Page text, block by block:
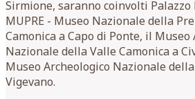
Sirmione, saranno coinvolti Palazzo
MUPRE - Museo Nazionale della
Camonica a Capo di Ponte, il Museo
Nazionale della Valle Camonica a
Museo Archeologico Nazionale
Vigevano.